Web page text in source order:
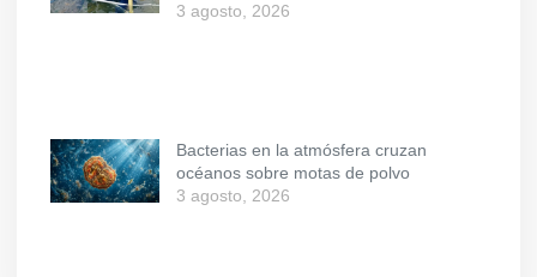
3 agosto, 2026
Bacterias en la atmósfera cruzan
océanos sobre motas de polvo
3 agosto, 2026